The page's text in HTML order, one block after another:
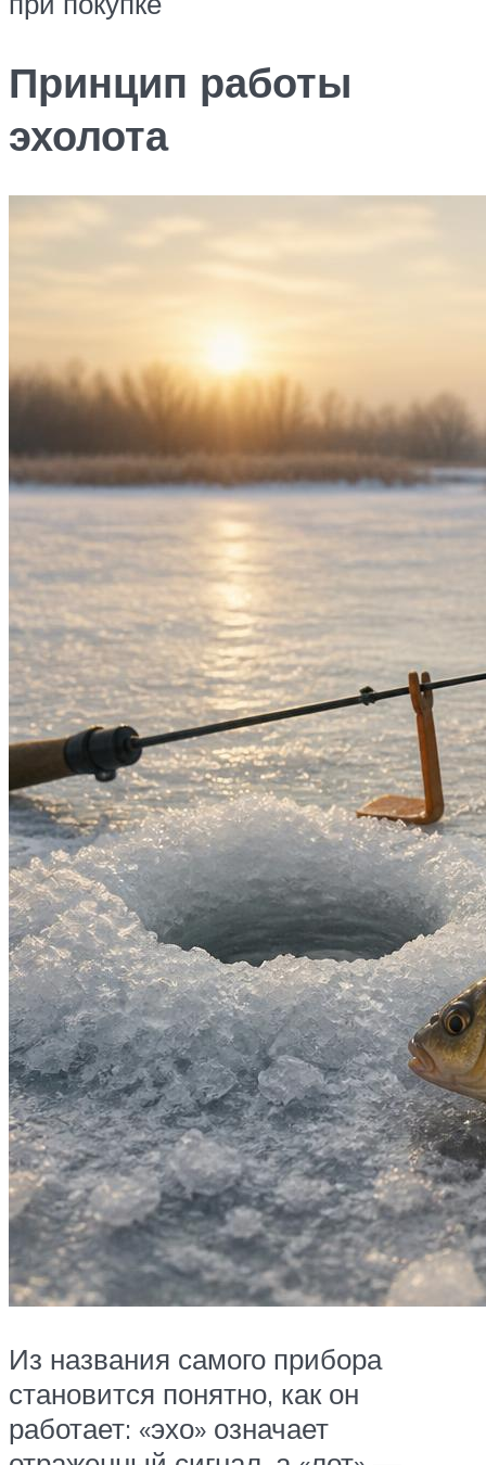
Принцип работы
эхолота
Из названия самого прибора
становится понятно, как он
работает: «эхо» означает